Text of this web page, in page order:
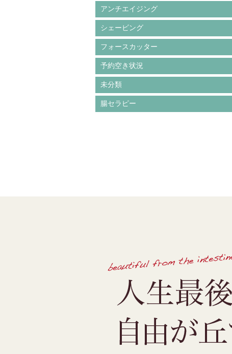
アンチエイジング
シェービング
フォースカッター
予約空き状況
未分類
腸セラピー